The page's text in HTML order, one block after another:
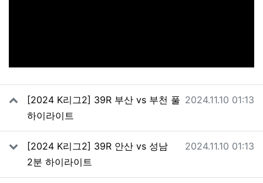
관련자료
[2024 K리그2] 39R 부산 vs 부천 풀
하이라이트
작성일
2024.11.10 01:13
[2024 K리그2] 39R 안산 vs 성남
2분 하이라이트
작성일
2024.11.10 01:13